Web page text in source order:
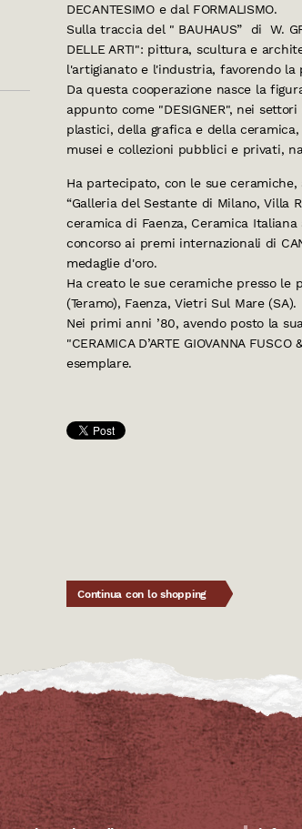
DECANTESIMO e dal FORMALISMO.
Sulla traccia del " BAUHAUS” di W.
DELLE ARTI": pittura, scultura e
l'artigianato e l'industria, favorendo la
Da questa cooperazione nasce la
appunto come "DESIGNER", nei
plastici, della grafica e della
musei e collezioni pubblici e privati,
Ha partecipato, con le sue
“Galleria del Sestante di Milano, Villa
ceramica di Faenza, Ceramica Italiana
concorso ai premi internazionali di
medaglie d'oro.
Ha creato le sue ceramiche presso le
(Teramo), Faenza, Vietri Sul Mare (SA).
Nei primi anni ’80, avendo posto la
"CERAMICA D’ARTE GIOVANNA
esemplare.
Continua con lo shopping